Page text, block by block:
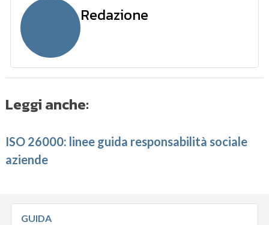
Redazione
Leggi anche:
ISO 26000: linee guida responsabilità sociale
aziende
GUIDA